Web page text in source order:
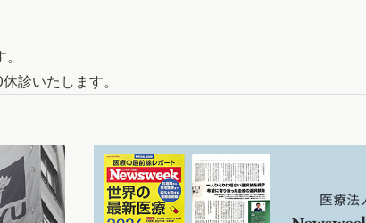
診いたします。